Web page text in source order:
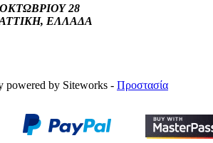
28
ΑΤΤΙΚΗ, ΕΛΛΑΔΑ
powered by Siteworks - Προστασία